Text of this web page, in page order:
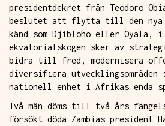
presidentdekret från Teodoro
beslutet att flytta till den nya
känd som Djibloho eller Oyala,
ekvatorialskogen sker av
bidra till fred, modernisera
diversifiera utvecklingsområden
nationell enhet i Afrikas enda
Två män döms till två års
försökt döda Zambias president